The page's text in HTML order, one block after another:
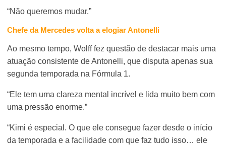
“Não queremos mudar.”
Chefe da Mercedes volta a elogiar Antonelli
Ao mesmo tempo, Wolff fez questão de destacar mais uma
atuação consistente de Antonelli, que disputa apenas sua
segunda temporada na Fórmula 1.
“Ele tem uma clareza mental incrível e lida muito bem com
uma pressão enorme.”
“Kimi é especial. O que ele consegue fazer desde o início
da temporada e a facilidade com que faz tudo isso… ele